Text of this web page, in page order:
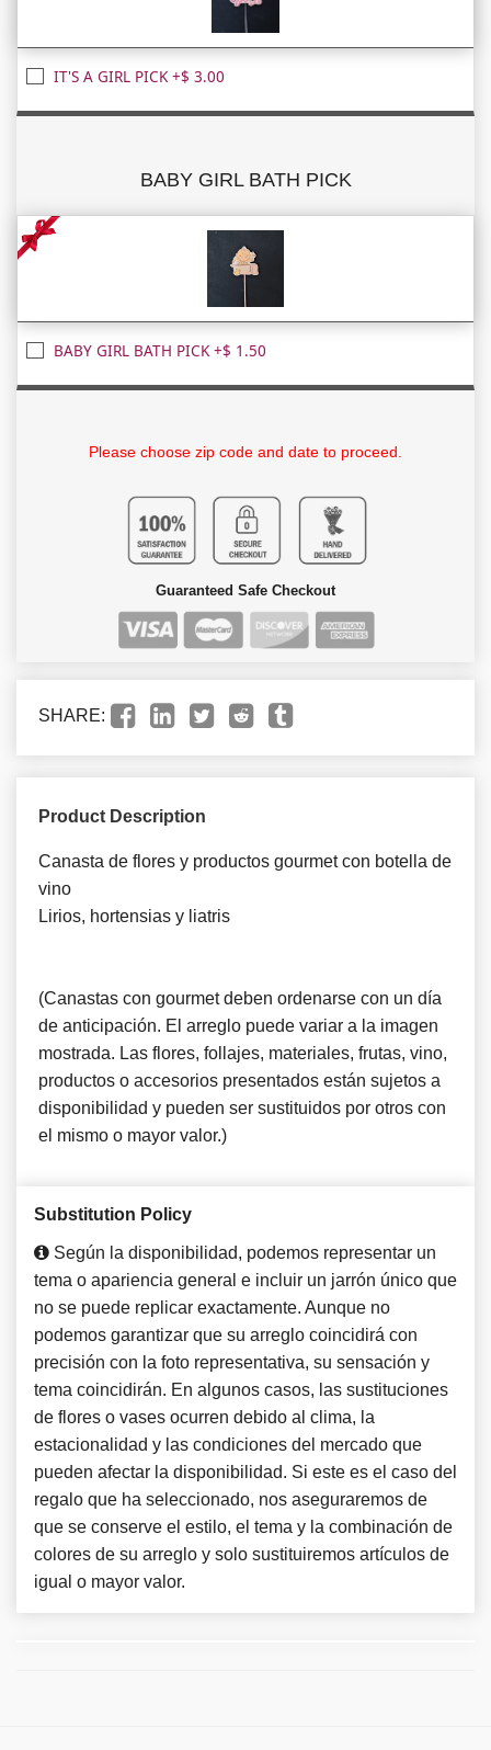
IT'S A GIRL PICK +$ 3.00
BABY GIRL BATH PICK
BABY GIRL BATH PICK +$ 1.50
Please choose zip code and date to proceed.
Guaranteed Safe Checkout
SHARE:
Product Description
Canasta de flores y productos gourmet con botella de
vino
Lirios, hortensias y liatris
(Canastas con gourmet deben ordenarse con un día
de anticipación. El arreglo puede variar a la imagen
mostrada. Las flores, follajes, materiales, frutas, vino,
productos o accesorios presentados están sujetos a
disponibilidad y pueden ser sustituidos por otros con
el mismo o mayor valor.)
Substitution Policy
Según la disponibilidad, podemos representar un
tema o apariencia general e incluir un jarrón único que
no se puede replicar exactamente. Aunque no
podemos garantizar que su arreglo coincidirá con
precisión con la foto representativa, su sensación y
tema coincidirán. En algunos casos, las sustituciones
de flores o vases ocurren debido al clima, la
estacionalidad y las condiciones del mercado que
pueden afectar la disponibilidad. Si este es el caso del
regalo que ha seleccionado, nos aseguraremos de
que se conserve el estilo, el tema y la combinación de
colores de su arreglo y solo sustituiremos artículos de
igual o mayor valor.